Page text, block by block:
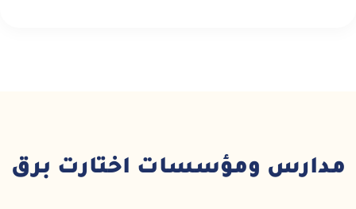
مدارس ومؤسسات اختارت برق